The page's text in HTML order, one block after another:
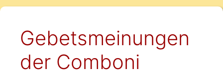
Gebetsmeinungen
der Comboni